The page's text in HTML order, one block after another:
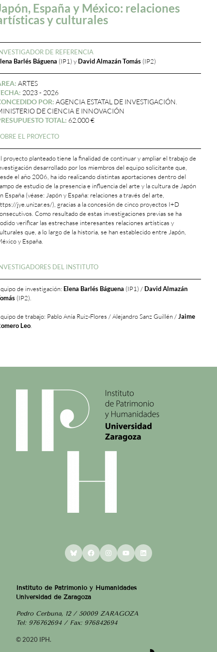
España y México: relaciones
y culturales
DE REFERENCIA
Barlés Báguena (IP1) y David Almazán Tomás (IP2)
ARTES
2023 - 2026
POR: AGENCIA ESTATAL DE INVESTIGACIÓN.
DE CIENCIA E INNOVACIÓN
TOTAL: 62.000 €
EL PROYECTO
proyecto planteado tiene la finalidad de continuar y ampliar el trabajo de
desarrollado por los miembros del equipo solicitante que,
el año 2006, ha ido realizando distintas aportaciones dentro del
de estudio de la presencia e influencia del arte y la cultura de Japón
España (véase: Japón y España: relaciones a través del arte,
jye.unizar.es/), gracias a la concesión de cinco proyectos I+D
Como resultado de estas investigaciones previas se ha
verificar las estrechase interesantes relaciones artísticas y
que, a lo largo de la historia, se han establecido entre Japón,
y España.
DEL INSTITUTO
de investigación: Elena Barlés Báguena (IP1) / David Almazán
(IP2).
de trabajo: Pablo Anía Ruiz-Flores / Alejandro Sanz Guillén /Jaime
Leo
BlueskyFacebookInstagram
YouTubeLinkedIn
Instituto de Patrimonio y Humanidades
Universidad de Zaragoza
Pedro Cerbuna, 12 / 50009 ZARAGOZA
Tel: 976762694 / Fax: 976842694
© 2020 IPH.